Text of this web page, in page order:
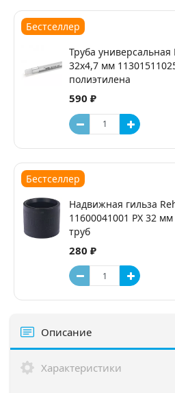
Бестселлер
Труба универсальная
32х4,7 мм
полиэтилена
590 ₽
Бестселлер
Надвижная гильза
11600041001 PX 32
труб
280 ₽
Описание
Характеристики